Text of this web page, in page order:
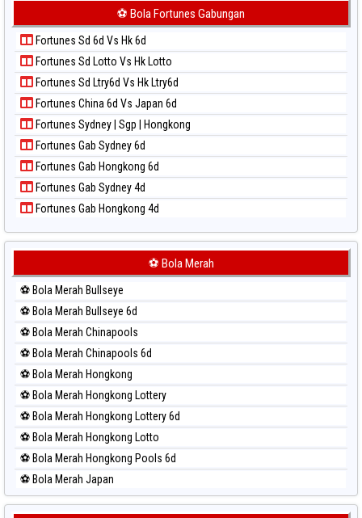
Paito Harian Korea
Paito Harian Kuda Lari
Paito Harian Magnum Cambodia
Paito Harian Nagoya
Paito Harian New York Midday
Paito Harian North Carolina Day
Paito Harian Pcso
Paito Harian Pennsylvania Day
Paito Harian Sao Paulo
Paito Harian Singapore
Paito Harian Sydney
Paito Harian Sydney Lottery
Paito Harian Sydney Lottery 6d
Paito Harian Sydney Lotto
Paito Harian Sydney Pools 6d
Paito Harian Taipei
Paito Harian Taiwan
⚽ Bola Fortunes Gabungan
Fortunes Sd 6d Vs Hk 6d
Fortunes Sd Lotto Vs Hk Lotto
Fortunes Sd Ltry6d Vs Hk Ltry6d
Fortunes China 6d Vs Japan 6d
Fortunes Sydney | Sgp | Hongkong
Fortunes Gab Sydney 6d
Fortunes Gab Hongkong 6d
Fortunes Gab Sydney 4d
Fortunes Gab Hongkong 4d
⚽ Bola Merah
⚽ Bola Merah Bullseye
⚽ Bola Merah Bullseye 6d
⚽ Bola Merah Chinapools
⚽ Bola Merah Chinapools 6d
⚽ Bola Merah Hongkong
⚽ Bola Merah Hongkong Lottery
⚽ Bola Merah Hongkong Lottery 6d
⚽ Bola Merah Hongkong Lotto
⚽ Bola Merah Hongkong Pools 6d
⚽ Bola Merah Japan
⚽ Bola Merah Japan 6d